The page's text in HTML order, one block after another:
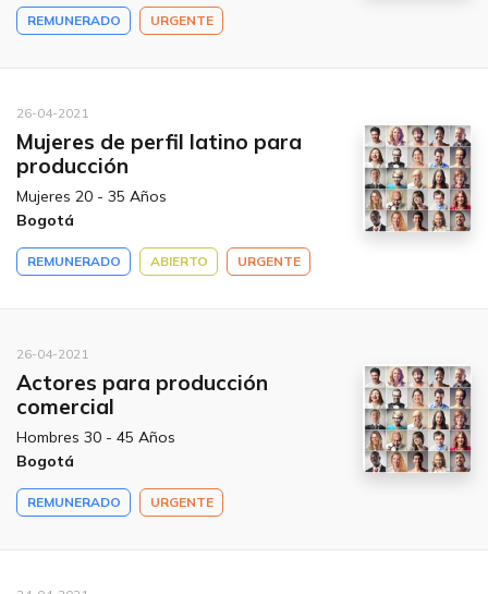
REMUNERADO URGENTE
26-04-2021
Mujeres de perfil latino para
producción
Mujeres 20 - 35 Años
Bogotá
REMUNERADO ABIERTO URGENTE
26-04-2021
Actores para producción
comercial
Hombres 30 - 45 Años
Bogotá
REMUNERADO URGENTE